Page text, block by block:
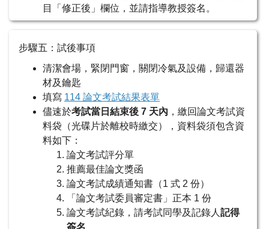
目「修正後」欄位，並請指導教授簽名。
步驟五：試後事項
清潔會場，緊閉門窗，關閉冷氣及設備，歸還器
材及鑰匙
填寫 114 論文考試結果表單
儘速於考試當日結束後 7 天內 ，繳回論文考試資
料袋（光碟片於離校時繳交），資料袋須包含資
料如下：
論文考試評分單
推薦最佳論文獎函
論文考試成績通知書（1 式 2 份）
「論文考試委員審定書」正本 1 份
論文考試紀錄，請考試同學及記錄人 記得
簽名